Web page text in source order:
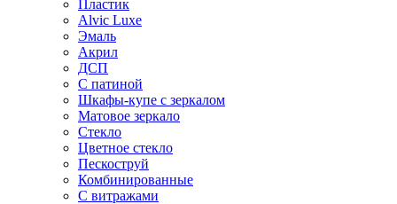
Пластик
Alvic Luxe
Эмаль
Акрил
ДСП
С патиной
Шкафы-купе с зеркалом
Матовое зеркало
Стекло
Цветное стекло
Пескоструй
Комбинированные
С витражами